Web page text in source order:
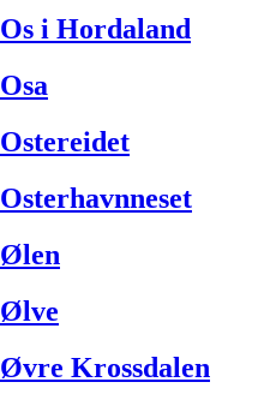
Os i Hordaland
Osa
Ostereidet
Osterhavnneset
Ølen
Ølve
Øvre Krossdalen